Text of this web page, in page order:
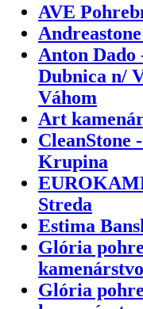
AVE
Anton Dado
Dubnica n/
Váhom
Art
Krupina
Streda
Estima
Glória
Glória